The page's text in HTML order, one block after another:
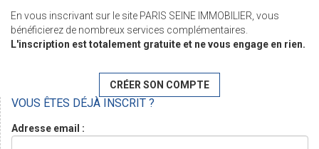
En vous inscrivant sur le site PARIS SEINE IMMOBILIER, vous
bénéficierez de nombreux services complémentaires.
L'inscription est totalement gratuite et ne vous engage en rien.
CRÉER SON COMPTE
VOUS ÊTES DÉJÀ INSCRIT ?
Adresse email :